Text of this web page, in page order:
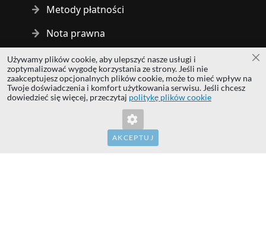
Metody płatności
Nota prawna
Copyright © 2014 - 2026 MS Development | All rights reserved
| All logos and trademarks are properties of their respective
owners.
Używamy plików cookie, aby ulepszyć nasze usługi i
zoptymalizować wygodę korzystania ze strony. Jeśli nie
zaakceptujesz opcjonalnych plików cookie, może to mieć wpływ na
Twoje doświadczenia i komfort użytkowania serwisu. Jeśli chcesz
dowiedzieć się więcej, przeczytaj politykę plików cookie
AKCEPTUJ